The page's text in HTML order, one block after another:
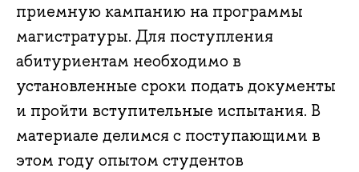
приемную кампанию на программы
магистратуры. Для поступления
абитуриентам необходимо в
установленные сроки подать документы
и пройти вступительные испытания. В
материале делимся с поступающими в
этом году опытом студентов